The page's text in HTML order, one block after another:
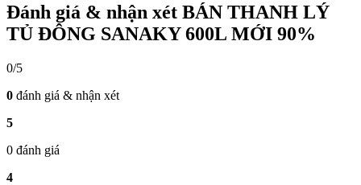
Đánh giá & nhận xét BÁN THANH LÝ
TỦ ĐÔNG SANAKY 600L MỚI 90%
0/5
0 đánh giá & nhận xét
5
0 đánh giá
4